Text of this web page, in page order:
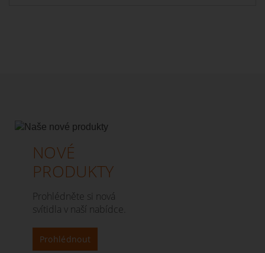
NOVÉ
PRODUKTY
Prohlédněte si nová
svítidla v naší nabídce.
Prohlédnout